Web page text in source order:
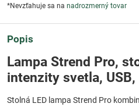
*Nevzťahuje sa na nadrozmerný tovar
Popis
Lampa Strend Pro,
intenzity svetla, USB,
Stolná LED lampa Strend Pro